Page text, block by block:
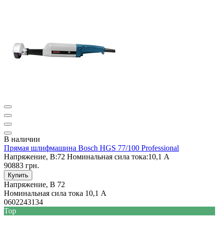
В наличии
Прямая шлифмашина Bosch HGS 77/100 Professional
Напряжение, В:72 Номинальная сила тока:10,1 А
90883 грн.
Купить
Напряжение, В 72
Номинальная сила тока 10,1 А
0602243134
Top